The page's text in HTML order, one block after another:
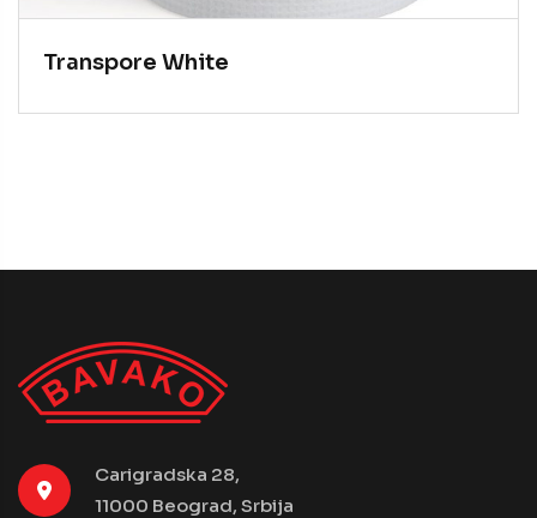
Transpore White
Carigradska 28,
11000 Beograd, Srbija